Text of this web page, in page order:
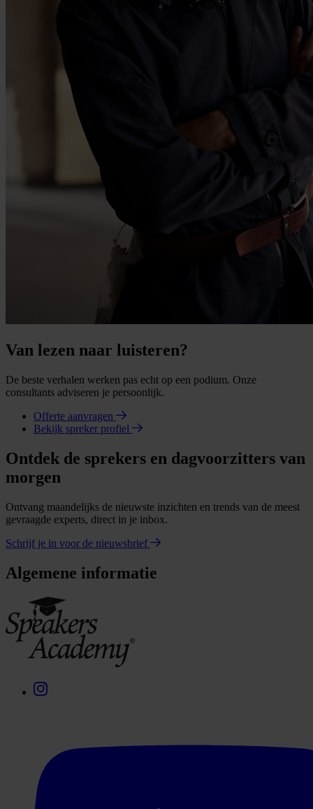
Van lezen naar luisteren?
De beste verhalen werken pas echt op een podium. Onze
consultants adviseren je persoonlijk.
Offerte aanvragen
Bekijk spreker profiel
Ontdek de sprekers en dagvoorzitters van
morgen
Ontvang maandelijks de nieuwste inzichten en trends van de meest
gevraagde experts, direct in je inbox.
Schrijf je in voor de nieuwsbrief
Algemene informatie